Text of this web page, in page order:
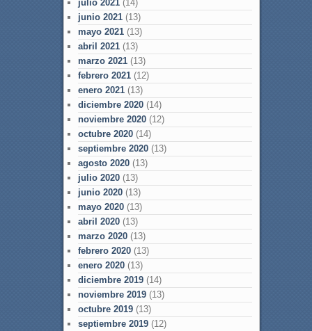
julio 2021(14)
junio 2021(13)
mayo 2021(13)
abril 2021(13)
marzo 2021(13)
febrero 2021(12)
enero 2021(13)
diciembre 2020(14)
noviembre 2020(12)
octubre 2020(14)
septiembre 2020(13)
agosto 2020(13)
julio 2020(13)
junio 2020(13)
mayo 2020(13)
abril 2020(13)
marzo 2020(13)
febrero 2020(13)
enero 2020(13)
diciembre 2019(14)
noviembre 2019(13)
octubre 2019(13)
septiembre 2019(12)